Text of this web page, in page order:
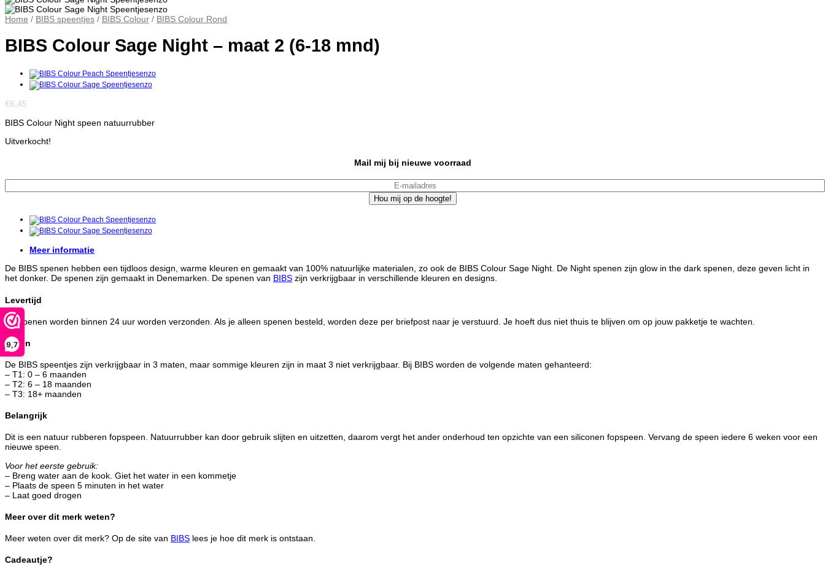
9,7
Home / BIBS speentjes / BIBS Colour / BIBS Colour Rond
BIBS Colour Sage Night – maat 2 (6-18 mnd)
€6,45
BIBS Colour Night speen natuurrubber
Uitverkocht!
Mail mij bij nieuwe voorraad
Hou mij op de hoogte!
Meer informatie
De BIBS spenen hebben een tijdloos design, warme kleuren en gemaakt van 100% natuurlijke materialen, zo ook de BIBS Colour Sage Night. De Night spenen zijn glow in the dark spenen, deze geven licht in
het donker. De spenen zijn gemaakt in Denemarken. De spenen van BIBS zijn verkrijgbaar in verschillende kleuren en designs.
Levertijd
De spenen worden binnen 24 uur worden verzonden. Als je alleen spenen besteld, worden deze per briefpost naar je verstuurd. Je hoeft dus niet thuis te blijven om op jouw pakketje te wachten.
Maten
De BIBS speentjes zijn verkrijgbaar in 3 maten, maar sommige kleuren zijn in maat 3 niet verkrijgbaar. Bij BIBS worden de volgende maten gehanteerd:
– T1: 0 – 6 maanden
– T2: 6 – 18 maanden
– T3: 18+ maanden
Belangrijk
Dit is een natuur rubberen fopspeen. Natuurrubber kan door gebruik slijten en uitzetten, daarom vergt het ander onderhoud ten opzichte van een siliconen fopspeen. Vervang de speen iedere 6 weken voor een
nieuwe speen.
Voor het eerste gebruik:
– Breng water aan de kook. Giet het water in een kommetje
– Plaats de speen 5 minuten in het water
– Laat goed drogen
Meer over dit merk weten?
Meer weten over dit merk? Op de site van BIBS lees je hoe dit merk is ontstaan.
Cadeautje?